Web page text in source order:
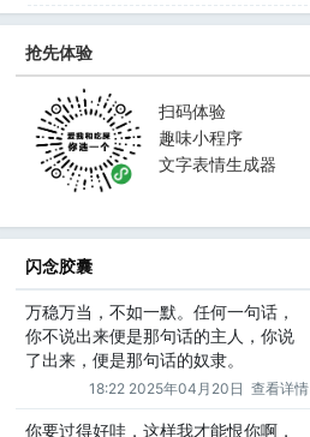
抢先体验
扫码体验
趣味小程序
文字表情生成器
闪念胶囊
万稳万当，不如一默。任何一句话，
你不说出来便是那句话的主人，你说
了出来，便是那句话的奴隶。
18:22 2025年04月20日 查看详情
你要过得好哇，这样我才能恨你啊，